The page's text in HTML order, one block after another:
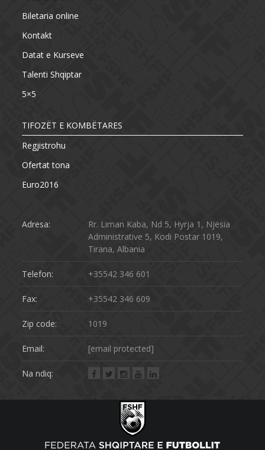
Biletaria online
Kontakt
Datat e Kurseve
Talenti Shqiptar
5×5
TIFOZËT E KOMBËTARES
Regjistrohu
Ofertat tona
Euro2016
Adresa:
Rr. Liman Kaba, Nd 5, Hyrja 1, Njësia
Administrative 5, Kodi Postar 1019,
Tirana, Albania
Telefon: +35542 346 601
Fax: +35542 346 609
Zip code: 1019
Email: [email protected]
Na ndiq: